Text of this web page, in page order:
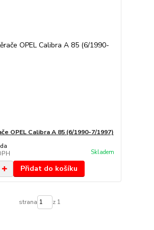
OPEL Calibra A 85 (6/1990-7/1997)
Skladem
Přidat do košíku
strana z 1